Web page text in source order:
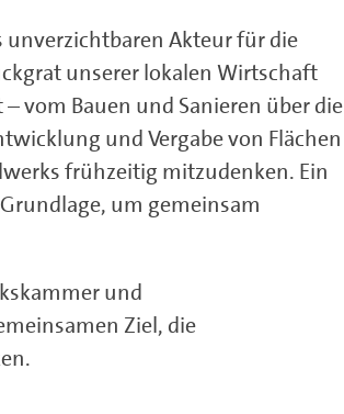
unverzichtbaren Akteur für die
unserer lokalen Wirtschaft
vom Bauen und Sanieren über die
und Vergabe von Flächen
frühzeitig mitzudenken. Ein
um gemeinsam
und
Ziel, die